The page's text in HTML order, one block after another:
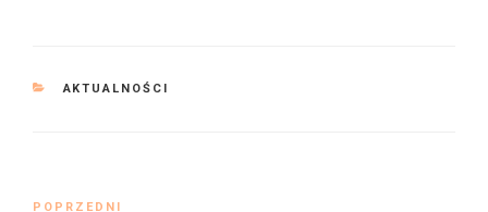
KATEGORIE
AKTUALNOŚCI
Nawigacja
POPRZEDNI